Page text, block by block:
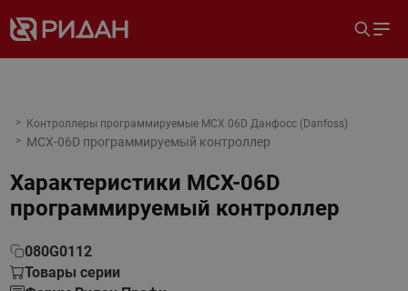
Контроллеры программируемые MCX 06D Данфосс (Danfoss)
MCX-06D программируемый контроллер
Характеристики MCX-06D
программируемый контроллер
080G0112
Товары серии